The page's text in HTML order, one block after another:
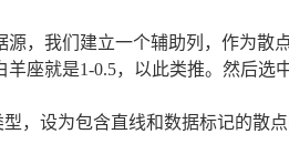
源，我们建立一个辅助列，作为
座就是1-0.5，以此类推。然后选
，设为包含直线和数据标记的散点